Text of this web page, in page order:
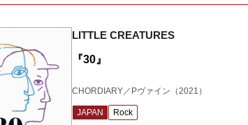
LITTLE CREATURES
『30』
CHORDIARY／Pヴァイン （2021）
JAPAN Rock